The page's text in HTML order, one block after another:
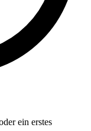
ein erstes